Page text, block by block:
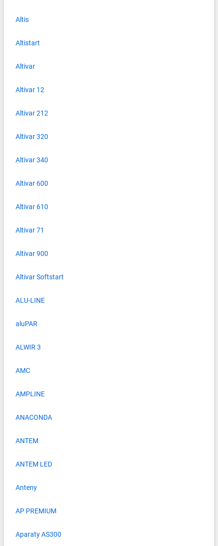
Altis
Altistart
Altivar
Altivar 12
Altivar 212
Altivar 320
Altivar 340
Altivar 600
Altivar 610
Altivar 71
Altivar 900
Altivar Softstart
ALU-LINE
aluPAR
ALWIR 3
AMC
AMPLINE
ANACONDA
ANTEM
ANTEM LED
Anteny
AP PREMIUM
Aparaty AS300